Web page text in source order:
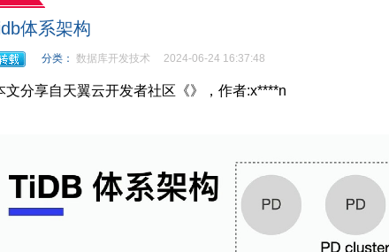
体系架构
分类： 数据库开发技术 2024-06-24 16:37:48
文分享自天翼云开发者社区《》 ， 作者:x****n